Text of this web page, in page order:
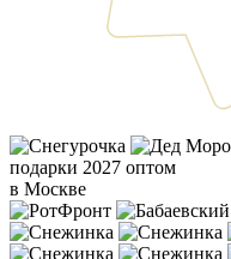
подарки 2027 оптом
в Москве